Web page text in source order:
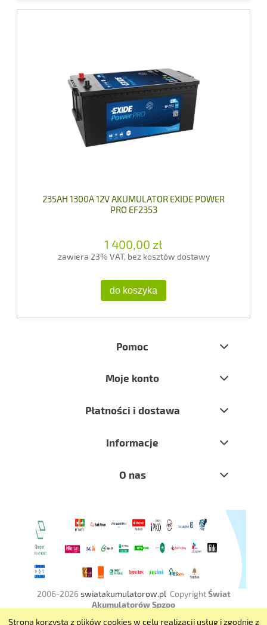
Strona korzysta z plików cookies w celu realizacji usług i zgodnie z
235AH 1300A 12V AKUMULATOR EXIDE POWER
PRO EF2353
1 400,00 zł
zawiera 23% VAT, bez kosztów dostawy
do koszyka
Pomoc
Moje konto
Płatności i dostawa
Informacje
O nas
2006-2026swiatakumulatorow.pl CopyrightŚwiat
Akumulatorów Spzoo